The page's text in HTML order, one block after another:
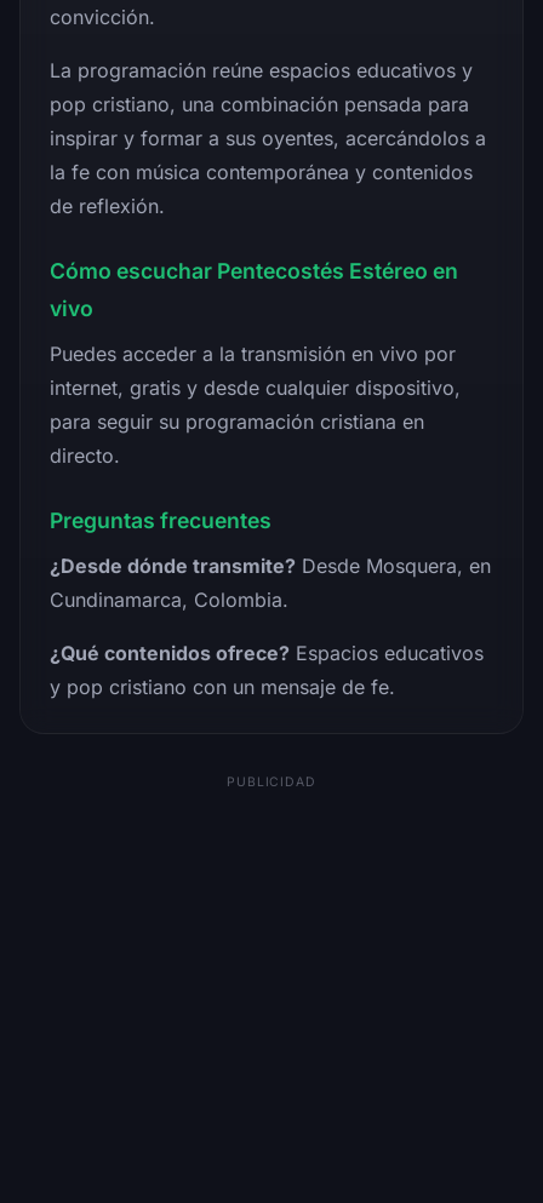
convicción.
La programación reúne espacios educativos y
pop cristiano, una combinación pensada para
inspirar y formar a sus oyentes, acercándolos a
la fe con música contemporánea y contenidos
de reflexión.
Cómo escuchar Pentecostés Estéreo en
vivo
Puedes acceder a la transmisión en vivo por
internet, gratis y desde cualquier dispositivo,
para seguir su programación cristiana en
directo.
Preguntas frecuentes
¿Desde dónde transmite? Desde Mosquera, en
Cundinamarca, Colombia.
¿Qué contenidos ofrece? Espacios educativos
y pop cristiano con un mensaje de fe.
PUBLICIDAD